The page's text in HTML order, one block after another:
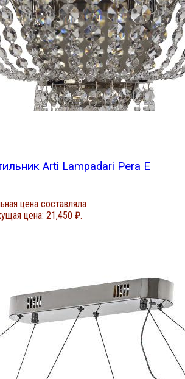
Arti Lampadari Pera E
цена составляла
цена: 21,450 ₽.